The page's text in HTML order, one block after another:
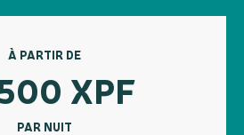
À PARTIR DE
XPF
PAR NUIT